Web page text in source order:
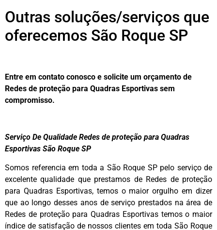
Outras soluções/serviços que
oferecemos São Roque SP
Entre em contato conosco e solicite um orçamento de
Redes de proteção para Quadras Esportivas sem
compromisso.
Serviço De Qualidade Redes de proteção para Quadras
Esportivas São Roque SP
Somos referencia em toda a São Roque SP pelo serviço de
excelente qualidade que prestamos de Redes de proteção
para Quadras Esportivas, temos o maior orgulho em dizer
que ao longo desses anos de serviço prestados na área de
Redes de proteção para Quadras Esportivas temos o maior
índice de satisfação de nossos clientes em toda São Roque